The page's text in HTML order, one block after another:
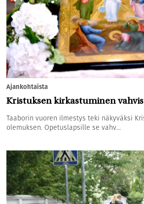
Ajankohtaista
Kristuksen kirkastuminen
Taaborin vuoren ilmestys teki näkyväksi
olemuksen. Opetuslapsille se vahv...